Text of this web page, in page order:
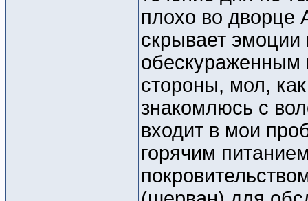
плохо во дворце
скрывает эмоции
стороны, мол,
знакомлюсь с
входит в мои
горячим